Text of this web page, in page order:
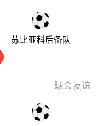
苏比亚科后备队
球会友谊